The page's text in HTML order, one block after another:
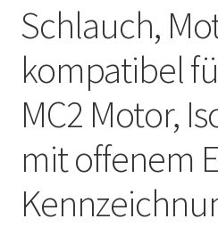
Schlauch,
kompatibel
MC2 Motor,
mit offenem